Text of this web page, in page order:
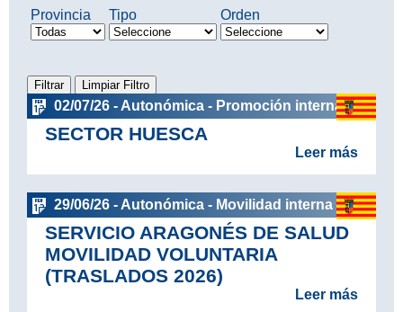
Rechazar
Provincia Tipo Orden
02/07/26 - Autonómica - Promoción interna
SECTOR HUESCA
Leer más
29/06/26 - Autonómica - Movilidad interna
SERVICIO ARAGONÉS DE SALUD
MOVILIDAD VOLUNTARIA
(TRASLADOS 2026)
Leer más